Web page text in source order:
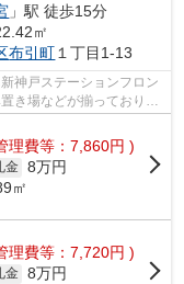
」駅 徒歩15分
㎡
布引町 １丁目1-13
神戸ステーションフロン
き場などが揃っておりま
理費等：7,860円 )
金 8万円
㎡
理費等：7,720円 )
金 8万円